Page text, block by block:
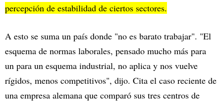
percepción de estabilidad de ciertos sectores.
A esto se suma un país donde "no es barato trabajar". "El
esquema de normas laborales, pensado mucho más para
un para un esquema industrial, no aplica y nos vuelve
rígidos, menos competitivos", dijo. Cita el caso reciente de
una empresa alemana que comparó sus tres centros de